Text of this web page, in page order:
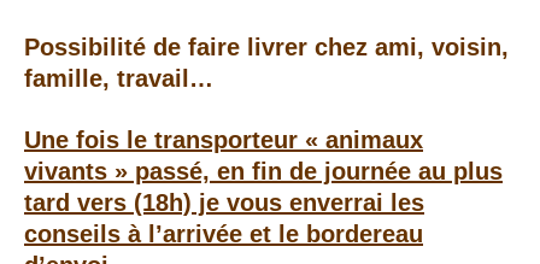
Possibilité de faire livrer chez ami, voisin,
famille, travail…
Une fois le transporteur « animaux
vivants » passé, en fin de journée au plus
tard vers (18h) je vous enverrai les
conseils à l’arrivée et le bordereau